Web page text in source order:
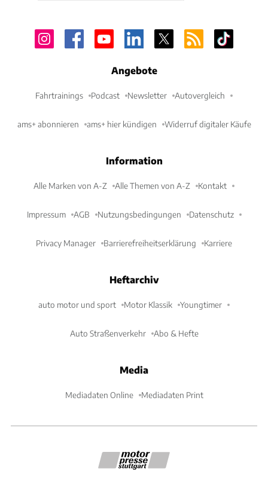
Angebote
Fahrtrainings Podcast Newsletter Autovergleich
ams+ abonnieren ams+ hier kündigen Widerruf digitaler Käufe
Information
Alle Marken von A-Z Alle Themen von A-Z Kontakt
Impressum AGB Nutzungsbedingungen Datenschutz
Privacy Manager Barrierefreiheitserklärung Karriere
Heftarchiv
auto motor und sport Motor Klassik Youngtimer
Auto Straßenverkehr Abo & Hefte
Media
Mediadaten Online Mediadaten Print